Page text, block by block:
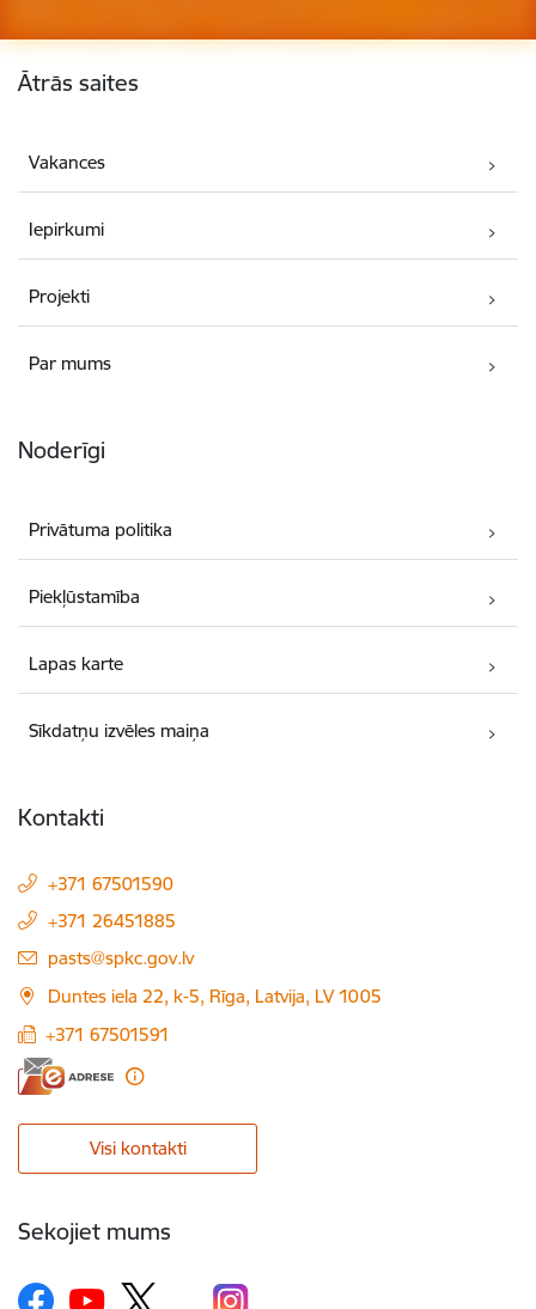
Kājene
Ātrās saites
Vakances
Iepirkumi
Projekti
Par mums
Noderīgi
Privātuma politika
Piekļūstamība
Lapas karte
Sīkdatņu izvēles maiņa
Kontakti
+371 67501590
+371 26451885
E-pasts:
pasts@spkc.gov.lv
Duntes iela 22, k-5, Rīga, Latvija, LV 1005
+371 67501591
Visi kontakti
Sekojiet mums